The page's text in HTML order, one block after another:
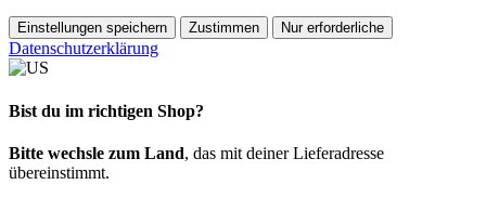
Einstellungen speichern Zustimmen Nur erforderliche
Datenschutzerklärung
Bist du im richtigen Shop?
Bitte wechsle zum Land, das mit deiner Lieferadresse
übereinstimmt.